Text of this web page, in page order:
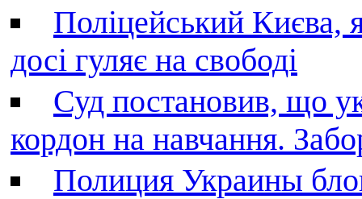
Поліцейський Києва,
досі гуляє на свободі
Суд постановив, що
кордон на навчання.
Полиция Украины